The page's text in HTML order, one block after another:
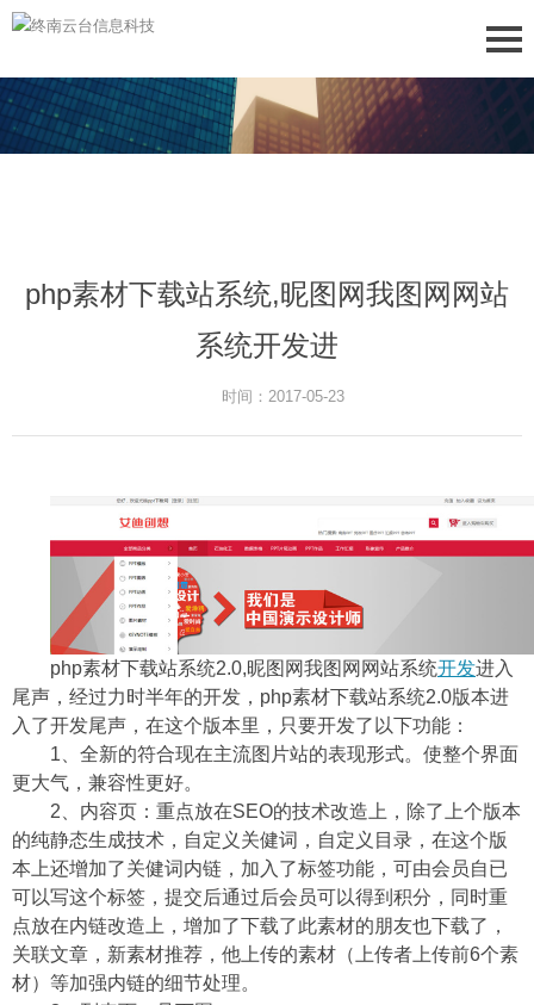
php素材下载站系统,昵图网我图网网站
系统开发进
时间：2017-05-23
php素材下载站系统2.0,昵图网我图网网站系统开发进入
尾声，经过力时半年的开发，php素材下载站系统2.0版本进
入了开发尾声，在这个版本里，只要开发了以下功能：
1、全新的符合现在主流图片站的表现形式。使整个界面
更大气，兼容性更好。
2、内容页：重点放在SEO的技术改造上，除了上个版本
的纯静态生成技术，自定义关健词，自定义目录，在这个版
本上还增加了关健词内链，加入了标签功能，可由会员自已
可以写这个标签，提交后通过后会员可以得到积分，同时重
点放在内链改造上，增加了下载了此素材的朋友也下载了，
关联文章，新素材推荐，他上传的素材（上传者上传前6个素
材）等加强内链的细节处理。